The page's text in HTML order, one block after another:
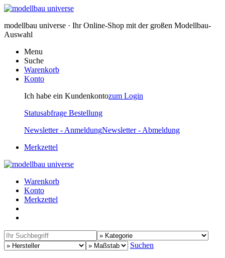
modellbau universe · Ihr Online-Shop mit der großen Modellbau-
Auswahl
Menu
Suche
Warenkorb
Konto
Ich habe ein Kundenkontozum Login
Statusabfrage Bestellung
Newsletter - AnmeldungNewsletter - Abmeldung
Merkzettel
Warenkorb
Konto
Merkzettel
Suchen